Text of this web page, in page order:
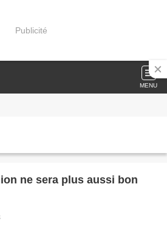
Publicité
MENU
ne sera plus aussi bon